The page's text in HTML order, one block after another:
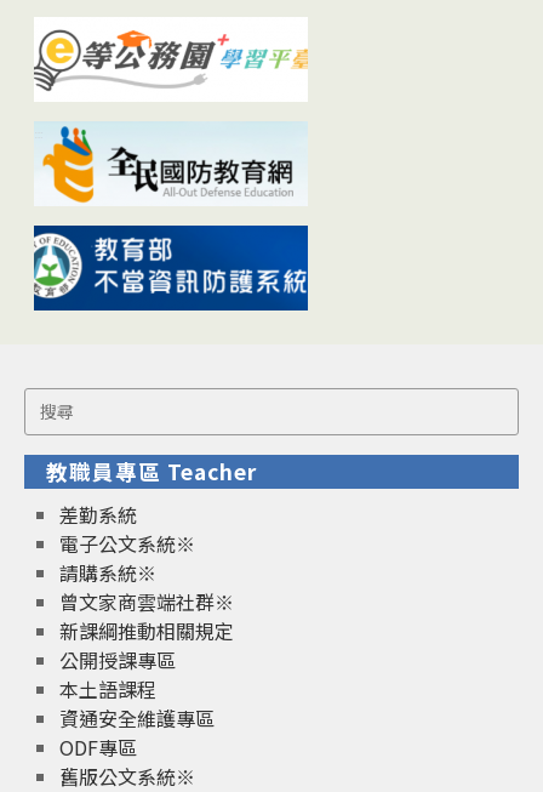
Search
for:
教職員專區 Teacher
差勤系統
電子公文系統※
請購系統※
曾文家商雲端社群※
新課綱推動相關規定
公開授課專區
本土語課程
資通安全維護專區
ODF專區
舊版公文系統※